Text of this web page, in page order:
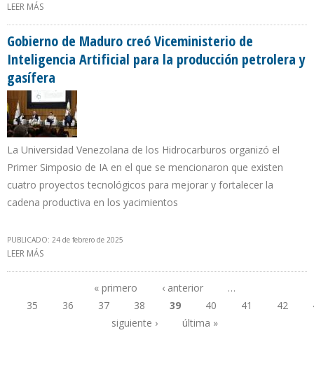
LEER MÁS
VENEZOLANO
Gobierno de Maduro creó Viceministerio de
Inteligencia Artificial para la producción petrolera y
gasífera
La Universidad Venezolana de los Hidrocarburos organizó el
Primer Simposio de IA en el que se mencionaron que existen
cuatro proyectos tecnológicos para mejorar y fortalecer la
cadena productiva en los yacimientos
PUBLICADO: 24 de febrero de 2025
LEER MÁS
Páginas
« primero ‹ anterior
…
35
36 37 38 39 40 41 42
siguiente ›
última »